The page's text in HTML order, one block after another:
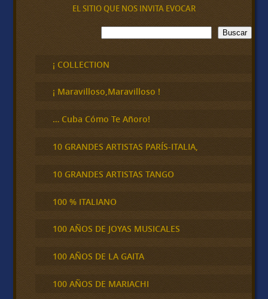
EL SITIO QUE NOS INVITA EVOCAR
B
u
c
a
Buscar
¡ COLLECTION
¡ Maravilloso,Maravilloso !
… Cuba Cómo Te Añoro!
10 GRANDES ARTISTAS PARÍS-ITALIA,
10 GRANDES ARTISTAS TANGO
100 % ITALIANO
100 AÑOS DE JOYAS MUSICALES
100 AÑOS DE LA GAITA
100 AÑOS DE MARIACHI